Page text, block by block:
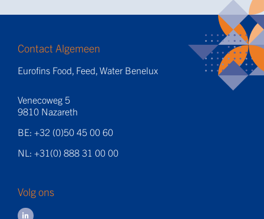
Contact Algemeen
Eurofins Food, Feed, Water Benelux
Venecoweg 5
9810 Nazareth
BE: +32 (0)50 45 00 60
NL: +31(0) 888 31 00 00
Volg ons